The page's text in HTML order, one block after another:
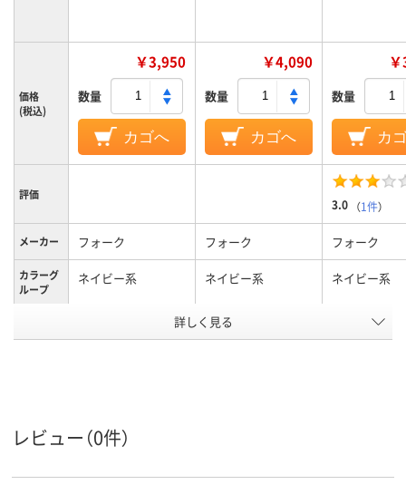
価格
(税込)
￥3,950
数量
カゴへ
￥4,090
数量
カゴへ
数量
カ
評価
3.0 （1件）
メーカー フォーク フォーク フォーク
カラーグ
ループ
ネイビー系 ネイビー系 ネイビー系
M
詳しく見る
レビュー（0件）